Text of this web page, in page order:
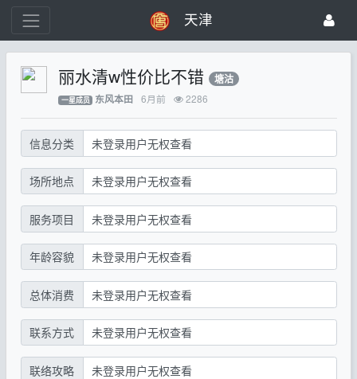
天津
丽水清w性价比不错 塘沽
一星成员 东风本田 6月前 2286
信息分类 未登录用户无权查看
场所地点 未登录用户无权查看
服务项目 未登录用户无权查看
年龄容貌 未登录用户无权查看
总体消费 未登录用户无权查看
联系方式 未登录用户无权查看
联络攻略 未登录用户无权查看